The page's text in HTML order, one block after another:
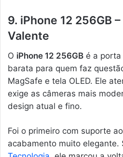
9. iPhone 12 256GB
Valente
O iPhone 12 256GB é a
barata para quem faz
MagSafe e tela OLED. Ele
exige as câmeras mais
design atual e fino.
Foi o primeiro com suporte
acabamento muito elegante.